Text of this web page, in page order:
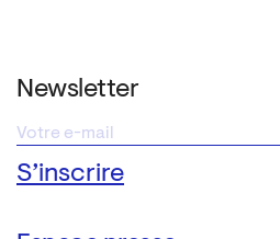
Newsletter